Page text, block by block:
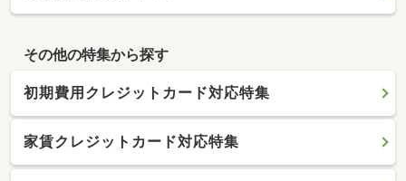
その他の特集から探す
初期費用クレジットカード対応特集
家賃クレジットカード対応特集